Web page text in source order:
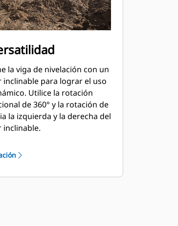
la viga de nivelación con un
para lograr el uso
Utilice la rotación
de 360° y la rotación de
la izquierda y la derecha del
al nivel deseado de